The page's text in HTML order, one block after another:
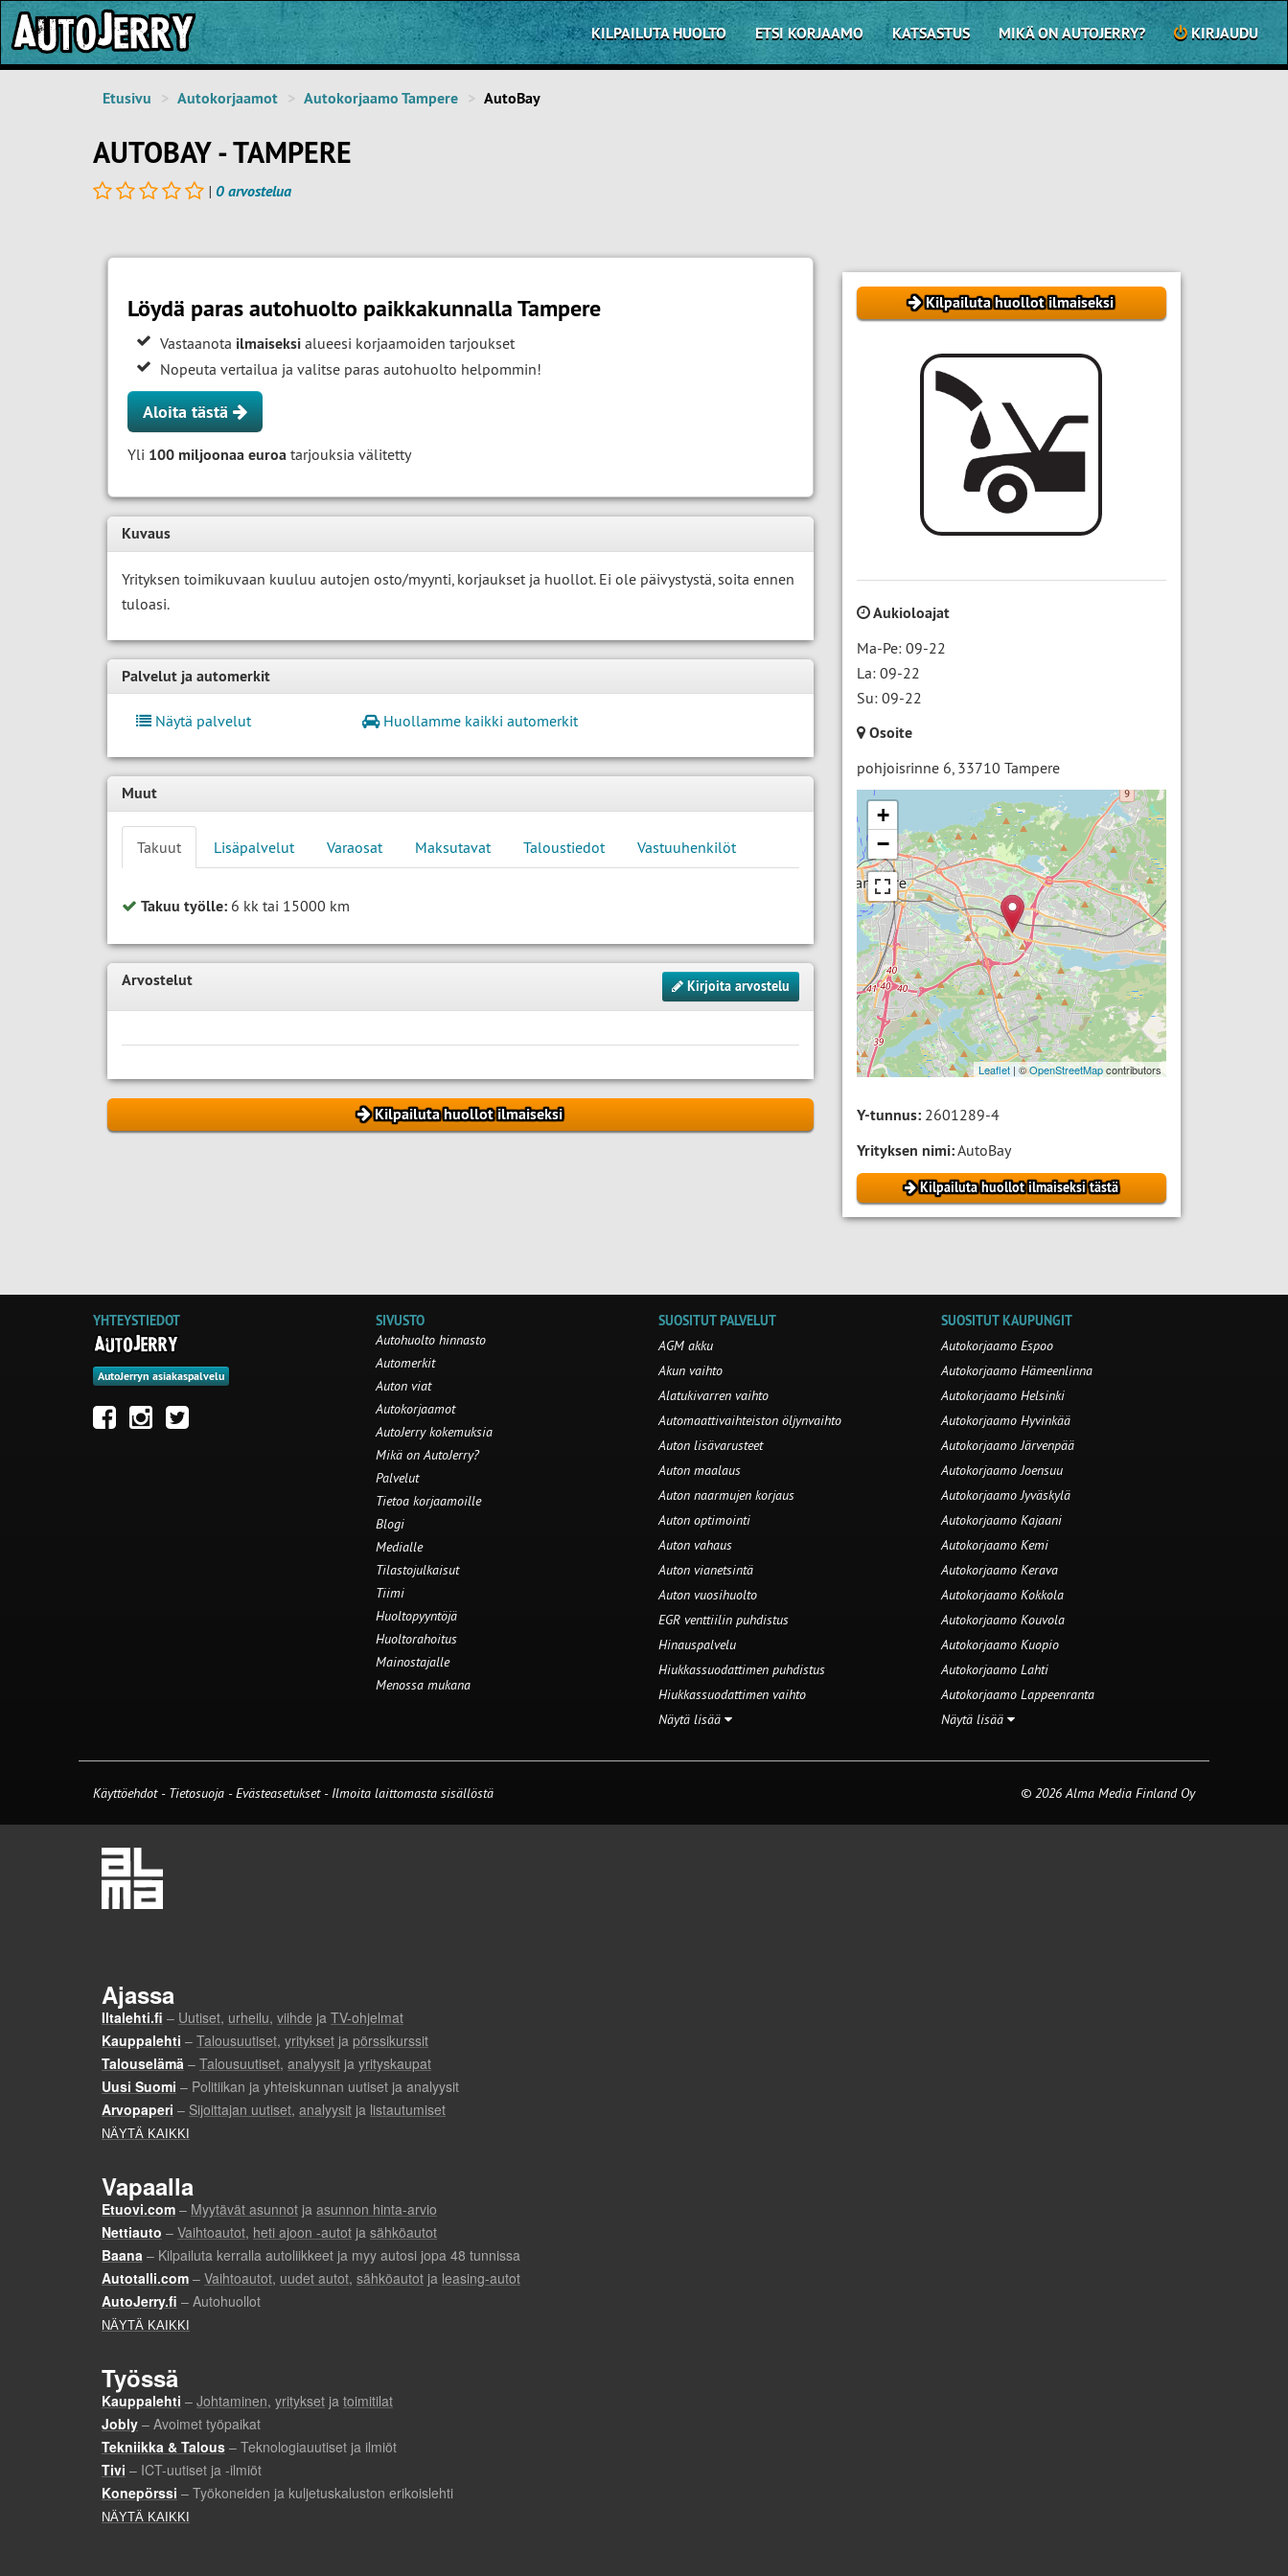
KILPAILUTA HUOLTO ETSI KORJAAMO KATSASTUS MIKÄ ON AUTOJERRY? KIRJAUDU
Etusivu Autokorjaamot Autokorjaamo Tampere AutoBay
AUTOBAY - TAMPERE
| 0 arvostelua
Kilpailuta huollot ilmaiseksi
Aukioloajat
Ma-Pe: 09-22
La: 09-22
Su: 09-22
Osoite
pohjoisrinne 6, 33710 Tampere
+
−
Leaflet | ©OpenStreetMapcontributors
Y-tunnus:2601289-4
Yrityksen nimi:AutoBay
Kilpailuta huollot ilmaiseksi tästä
Löydä paras autohuolto paikkakunnalla Tampere
Vastaanota ilmaiseksi alueesi korjaamoiden tarjoukset
Nopeuta vertailua ja valitse paras autohuolto helpommin!
Aloita tästä
Yli 100 miljoonaa euroa tarjouksia välitetty
Kuvaus
Yrityksen toimikuvaan kuuluu autojen osto/myynti, korjaukset ja huollot. Ei ole päivystystä, soita ennen
tuloasi.
Palvelut ja automerkit
Näytä palvelut Huollamme kaikki automerkit
Muut
Takuut Lisäpalvelut Varaosat Maksutavat Taloustiedot Vastuuhenkilöt
Takuu työlle: 6 kk tai 15000 km
Arvostelut Kirjoita arvostelu
Kilpailuta huollot ilmaiseksi
YHTEYSTIEDOT
AutoJerryn asiakaspalvelu
SIVUSTO
Autohuolto hinnasto
Automerkit
Auton viat
Autokorjaamot
AutoJerry kokemuksia
Mikä on AutoJerry?
Palvelut
Tietoa korjaamoille
Blogi
Medialle
Tilastojulkaisut
Tiimi
Huoltopyyntöjä
Huoltorahoitus
Mainostajalle
Menossa mukana
SUOSITUT PALVELUT
AGM akku
Akun vaihto
Alatukivarren vaihto
Automaattivaihteiston öljynvaihto
Auton lisävarusteet
Auton maalaus
Auton naarmujen korjaus
Auton optimointi
Auton vahaus
Auton vianetsintä
Auton vuosihuolto
EGR venttiilin puhdistus
Hinauspalvelu
Hiukkassuodattimen puhdistus
Hiukkassuodattimen vaihto
Näytä lisää
SUOSITUT KAUPUNGIT
Autokorjaamo Espoo
Autokorjaamo Hämeenlinna
Autokorjaamo Helsinki
Autokorjaamo Hyvinkää
Autokorjaamo Järvenpää
Autokorjaamo Joensuu
Autokorjaamo Jyväskylä
Autokorjaamo Kajaani
Autokorjaamo Kemi
Autokorjaamo Kerava
Autokorjaamo Kokkola
Autokorjaamo Kouvola
Autokorjaamo Kuopio
Autokorjaamo Lahti
Autokorjaamo Lappeenranta
Näytä lisää
Käyttöehdot - Tietosuoja -Evästeasetukset- Ilmoita laittomasta sisällöstä © 2026 Alma Media Finland Oy